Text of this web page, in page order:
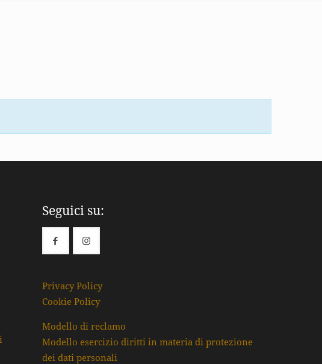
Seguici su:
Privacy Policy
Cookie Policy
Modello di reclamo
Modello esercizio diritti in materia di protezione
dei dati personali